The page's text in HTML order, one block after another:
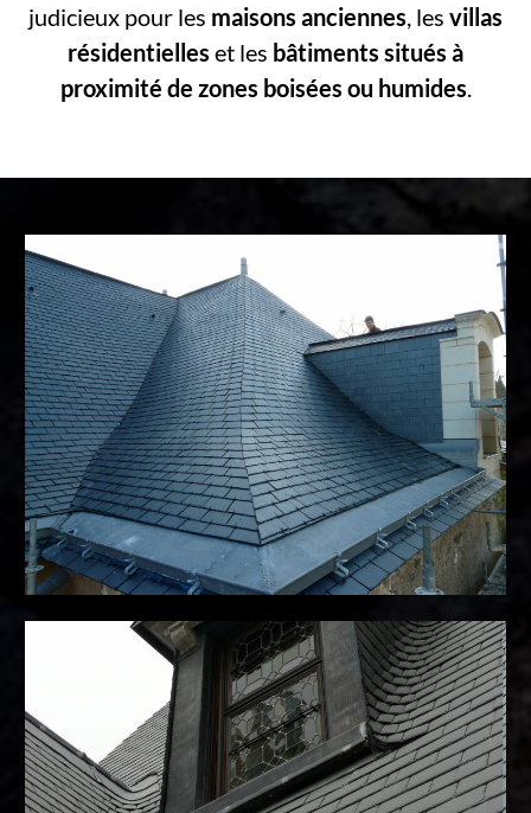
judicieux pour les maisons anciennes , les villas
résidentielles et les bâtiments situés à
proximité de zones boisées ou humides